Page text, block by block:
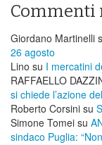
Commenti
Giordano Martinelli
26 agosto
Lino su I mercatini
RAFFAELLO
si chiede l’azione
Roberto Corsini su
Simone Tomei su
sindaco Puglia: